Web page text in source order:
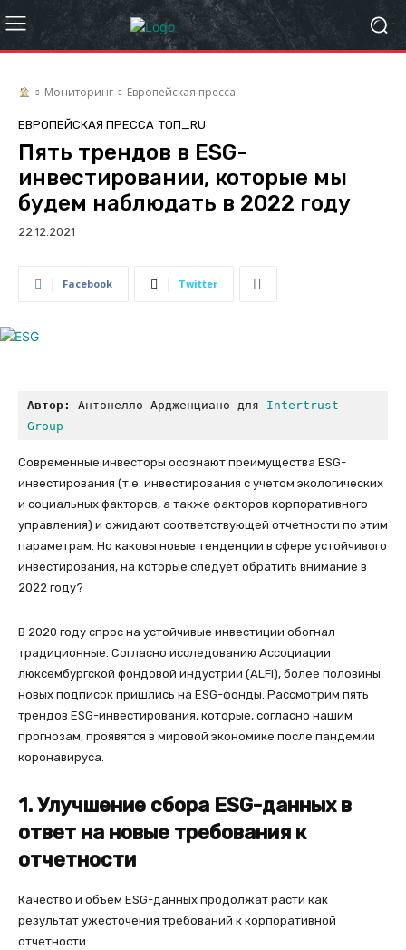
Мониторинг Европейская пресса
ЕВРОПЕЙСКАЯ ПРЕССА ТОП_RU
Пять трендов в ESG-
инвестировании, которые мы
будем наблюдать в 2022 году
22.12.2021
Facebook Twitter
Автор: Антонелло Ардженциано для Intertrust
Group
Современные инвесторы осознают преимущества ESG-
инвестирования (т.е. инвестирования с учетом экологических
и социальных факторов, а также факторов корпоративного
управления) и ожидают соответствующей отчетности по этим
параметрам. Но каковы новые тенденции в сфере устойчивого
инвестирования, на которые следует обратить внимание в
2022 году?
В 2020 году спрос на устойчивые инвестиции обогнал
традиционные. Согласно исследованию Ассоциации
люксембургской фондовой индустрии (ALFI), более половины
новых подписок пришлись на ESG-фонды. Рассмотрим пять
трендов ESG-инвестирования, которые, согласно нашим
прогнозам, проявятся в мировой экономике после пандемии
коронавируса.
1. Улучшение сбора ESG-данных в
ответ на новые требования к
отчетности
Качество и объем ESG-данных продолжат расти как
результат ужесточения требований к корпоративной
отчетности.